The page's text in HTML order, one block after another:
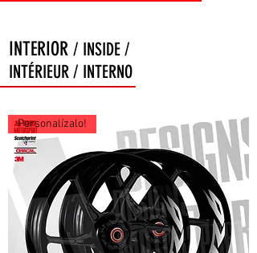
INTERIOR / INSIDE /
INTÉRIEUR / INTERNO
Personalízalo!